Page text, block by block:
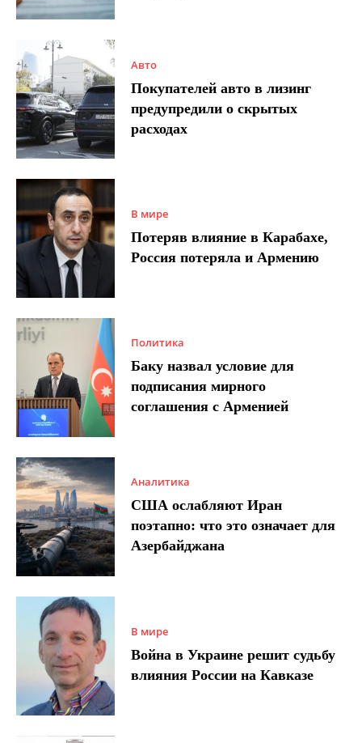
Авто
Покупателей авто в лизинг
предупредили о скрытых
расходах
В мире
Потеряв влияние в Карабахе,
Россия потеряла и Армению
Политика
Баку назвал условие для
подписания мирного
соглашения с Арменией
Аналитика
США ослабляют Иран
поэтапно: что это означает для
Азербайджана
В мире
Война в Украине решит судьбу
влияния России на Кавказе